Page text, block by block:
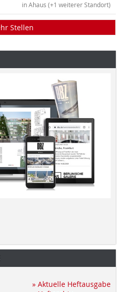
in Ahaus (+1 weiterer Standort)
Stellen
» Aktuelle Heftausgabe